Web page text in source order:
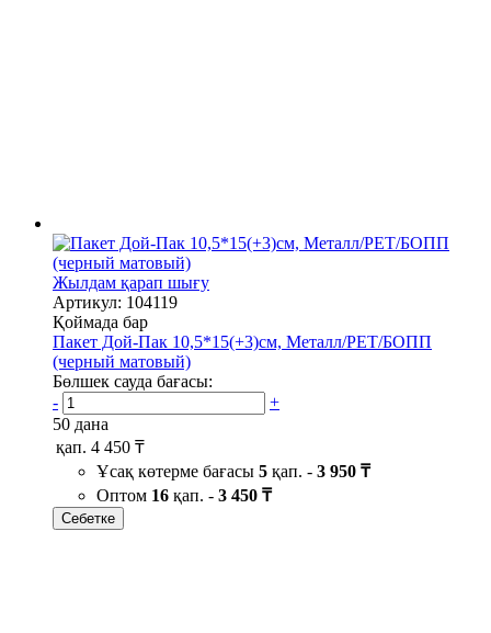
Жылдам қарап шығу
Артикул: 104119
Қоймада бар
Пакет Дой-Пак 10,5*15(+3)см, Металл/PET/БОПП
(черный матовый)
Бөлшек сауда бағасы:
-
+
50 дана
қап. 4 450 ₸
Ұсақ көтерме бағасы 5 қап. - 3 950 ₸
Оптом 16 қап. - 3 450 ₸
Себетке